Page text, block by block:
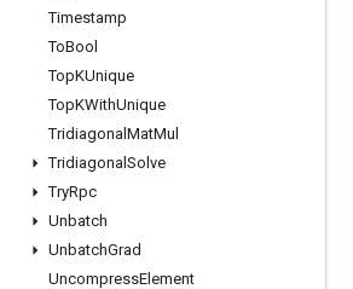
Timestamp
ToBool
TopKUnique
TopKWithUnique
Tridiagonal MatMul
Tridiagonal Solve
TryRpc
Unbatch
UnbatchGrad
UncompressElement